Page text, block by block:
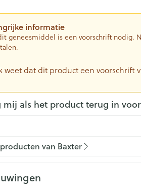
informatie
geneesmiddel is een voorschrift nodig.
weet dat dit product een voorschrift
mij als het product terug in
van Baxter